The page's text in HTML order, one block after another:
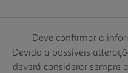
Deve confirmar a
Devido a possíveis
deverá considerar sempre